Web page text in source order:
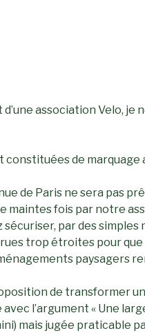
association Velo, je
de marquage
de Paris ne sera pas
maintes fois par notre
sécuriser, par des
trop étroites pour
paysagers
de transformer
l’argument « Une
mais jugée praticable